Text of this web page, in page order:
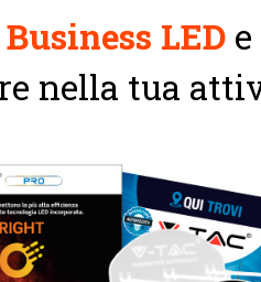
Business LEDe
nella tua